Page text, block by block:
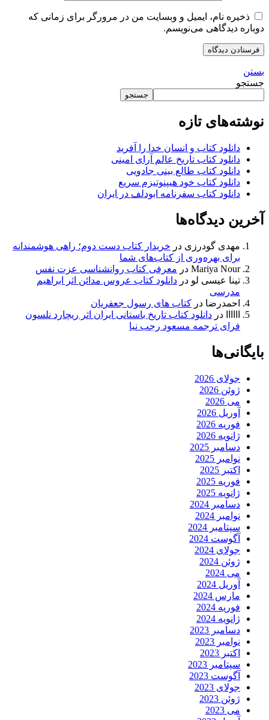
ذخیره نام، ایمیل و وبسایت من در مرورگر برای زمانی که
دوباره دیدگاهی می‌نویسم.
بستن
جستجو
جستجو
نوشته‌های تازه
دانلود کتاب و انسان خدا را آفرید
دانلود کتاب تاریخ عالم آرای امینی
دانلود کتاب طالع بینی جادویی
دانلود کتاب خود هیپنوتیزم سریع
دانلود کتاب سفرنامه ابودلف در ایران
آخرین دیدگاه‌ها
مهدی گودرزی در خریدار کتاب دست دوم؛ راهی هوشمندانه
برای بهره‌وری از کتاب‌های شما
Mariya Nour در معرفی کتاب روانشناسی عزت نفس
تینا عیسی لو در دانلود کتاب عروس مدائن اثر ابراهیم
مدرسی
احمدرضا در کتاب های رسول جعفریان
در دانلود کتاب تاریخ باستانی ایران اثر ریچارد نلسون
فرای ترجمه مسعود رجب نیا
بایگانی‌ها
جولای 2026
ژوئن 2026
می 2026
آوریل 2026
فوریه 2026
ژانویه 2026
دسامبر 2025
نوامبر 2025
اکتبر 2025
فوریه 2025
ژانویه 2025
دسامبر 2024
نوامبر 2024
سپتامبر 2024
آگوست 2024
جولای 2024
ژوئن 2024
می 2024
آوریل 2024
مارس 2024
فوریه 2024
ژانویه 2024
دسامبر 2023
نوامبر 2023
اکتبر 2023
سپتامبر 2023
آگوست 2023
جولای 2023
ژوئن 2023
می 2023